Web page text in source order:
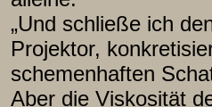
„Und schließe ich
Projektor,
schemenhaften
Aber die Viskosität